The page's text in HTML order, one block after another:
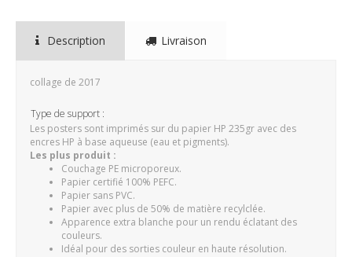
Description Livraison
collage de 2017
Type de support :
Les posters sont imprimés sur du papier HP 235gr avec des
encres HP à base aqueuse (eau et pigments).
Les plus produit :
Couchage PE microporeux.
Papier certifié 100% PEFC.
Papier sans PVC.
Papier avec plus de 50% de matière recylclée.
Apparence extra blanche pour un rendu éclatant des
couleurs.
Idéal pour des sorties couleur en haute résolution.